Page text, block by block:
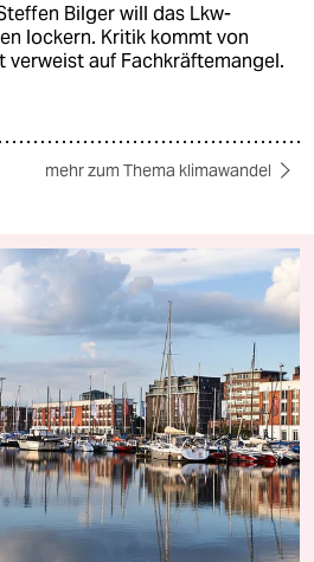
Bilger will das Lkw-
lockern. Kritik kommt von
verweist auf Fachkräftemangel.
mehr zum Thema klimawandel